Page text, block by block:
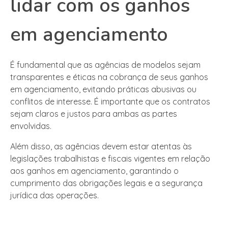
lidar com os ganhos
em agenciamento
É fundamental que as agências de modelos sejam
transparentes e éticas na cobrança de seus ganhos
em agenciamento, evitando práticas abusivas ou
conflitos de interesse. É importante que os contratos
sejam claros e justos para ambas as partes
envolvidas.
Além disso, as agências devem estar atentas às
legislações trabalhistas e fiscais vigentes em relação
aos ganhos em agenciamento, garantindo o
cumprimento das obrigações legais e a segurança
jurídica das operações.